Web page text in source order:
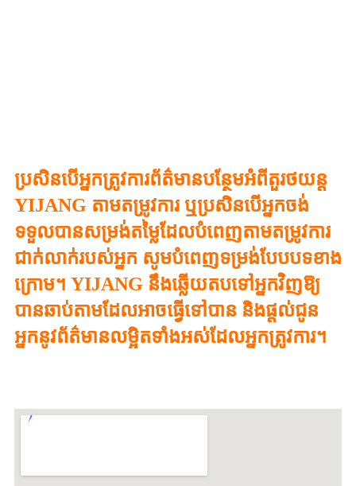
ប្រសិនបើអ្នកត្រូវការព័ត៌មានបន្ថែមអំពីតួរថយន្ត
YIJANG តាមតម្រូវការ ឬប្រសិនបើអ្នកចង់
ទទួលបានសម្រង់តម្លៃដែលបំពេញតាមតម្រូវការ
ជាក់លាក់របស់អ្នក សូមបំពេញទម្រង់បែបបទខាង
ក្រោម។ YIJANG នឹងឆ្លើយតបទៅអ្នកវិញឱ្យ
បានឆាប់តាមដែលអាចធ្វើទៅបាន និងផ្តល់ជូន
អ្នកនូវព័ត៌មានលម្អិតទាំងអស់ដែលអ្នកត្រូវការ។